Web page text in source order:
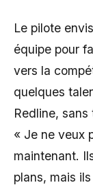
Le pilote
équipe pour
vers la
quelques
Redline,
« Je ne veux
maintenant.
plans, mais